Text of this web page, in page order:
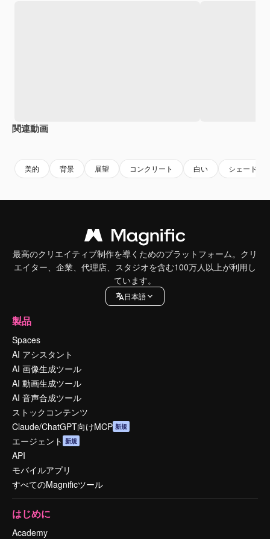
関連動画
美的 背景 展望 コンクリート 白い シェード
最高のクリエイティブ制作を導くためのプラットフォーム。クリ
エイター、企業、代理店、スタジオを含む100万人以上が利用し
ています。
日本語
製品
Spaces
AI アシスタント
AI 画像生成ツール
AI 動画生成ツール
AI 音声合成ツール
ストックコンテンツ
Claude/ChatGPT向けMCP 新規
エージェント 新規
API
モバイルアプリ
すべてのMagnificツール
はじめに
Academy